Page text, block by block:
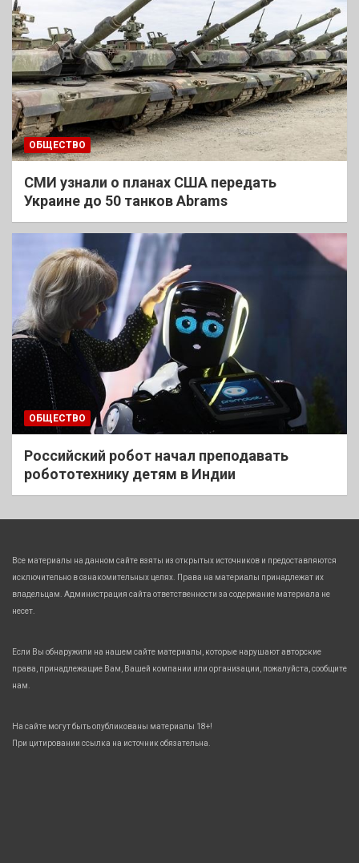
ОБЩЕСТВО
СМИ узнали о планах США передать
Украине до 50 танков Abrams
ОБЩЕСТВО
Российский робот начал преподавать
робототехнику детям в Индии
Все материалы на данном сайте взяты из открытых источников и предоставляются
исключительно в ознакомительных целях. Права на материалы принадлежат их
владельцам. Администрация сайта ответственности за содержание материала не
несет.
Если Вы обнаружили на нашем сайте материалы, которые нарушают авторские
права, принадлежащие Вам, Вашей компании или организации, пожалуйста, сообщите
нам.
На сайте могут быть опубликованы материалы 18+!
При цитировании ссылка на источник обязательна.